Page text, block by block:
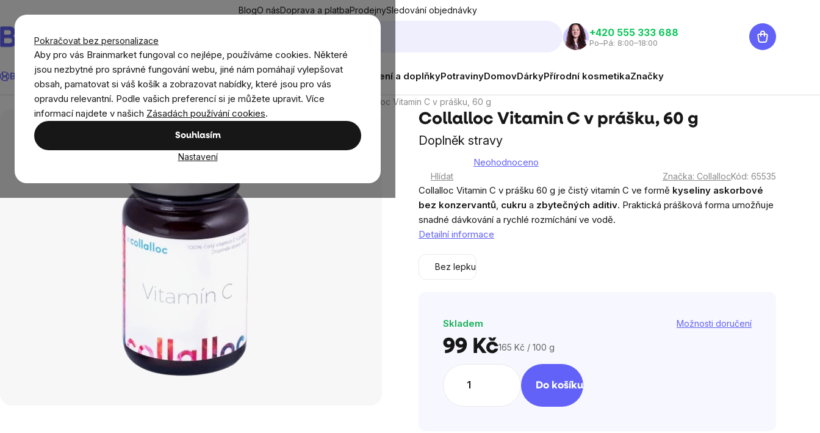
Pokračovat bez personalizace
Aby pro vás Brainmarket fungoval co nejlépe, používáme cookies. Některé
jsou nezbytné pro správné fungování webu, jiné nám pomáhají vylepšovat
obsah, pamatovat si váš košík a zobrazovat nabídky, které jsou pro vás
opravdu relevantní. Podle vašich preferencí si je můžete upravit. Více
informací najdete v našich Zásadách používání cookies.
Souhlasím
Nastavení
obsah
BlogO násDoprava a platbaProdejnySledování objednávky
Hledat
‭+420 555 333 688
Po–Pá: 8:00–18:00
Nákupní
košík
BrainMax® Léto Ušetři CíleDoplňky stravy a výživaNovinkyMužiŽenyDěti Oblečení a doplňkyPotravinyDomovDárkyPřírodní kosmetikaZnačky
Doplňky stravy a výživa Vitamíny a multivitamíny Vitamín C Collalloc Vitamin C v prášku, 60 g
Collalloc Vitamin C v prášku, 60 g
Doplněk stravy
hodnocení
z
hvězdiček.
Neohodnoceno
Hlídat Značka: CollallocKód: 65535
Collalloc Vitamin C v prášku 60 g je čistý vitamín C ve formě kyseliny askorbové
bez konzervantů, cukru a zbytečných aditiv. Praktická prášková forma umožňuje
snadné dávkování a rychlé rozmíchání ve vodě.
Detailní informace
Bez lepku
Skladem Možnosti doručení
99 KčMěrná
165 Kč / 100 g
Do košíku